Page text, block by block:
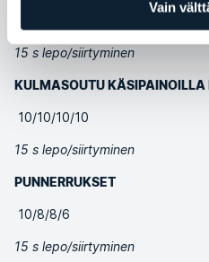
Vain
15 s lepo/siirtyminen
KULMASOUTU
10/10/10/10
15 s lepo/siirtyminen
PUNNERRUKSET
10/8/8/6
15 s lepo/siirtyminen